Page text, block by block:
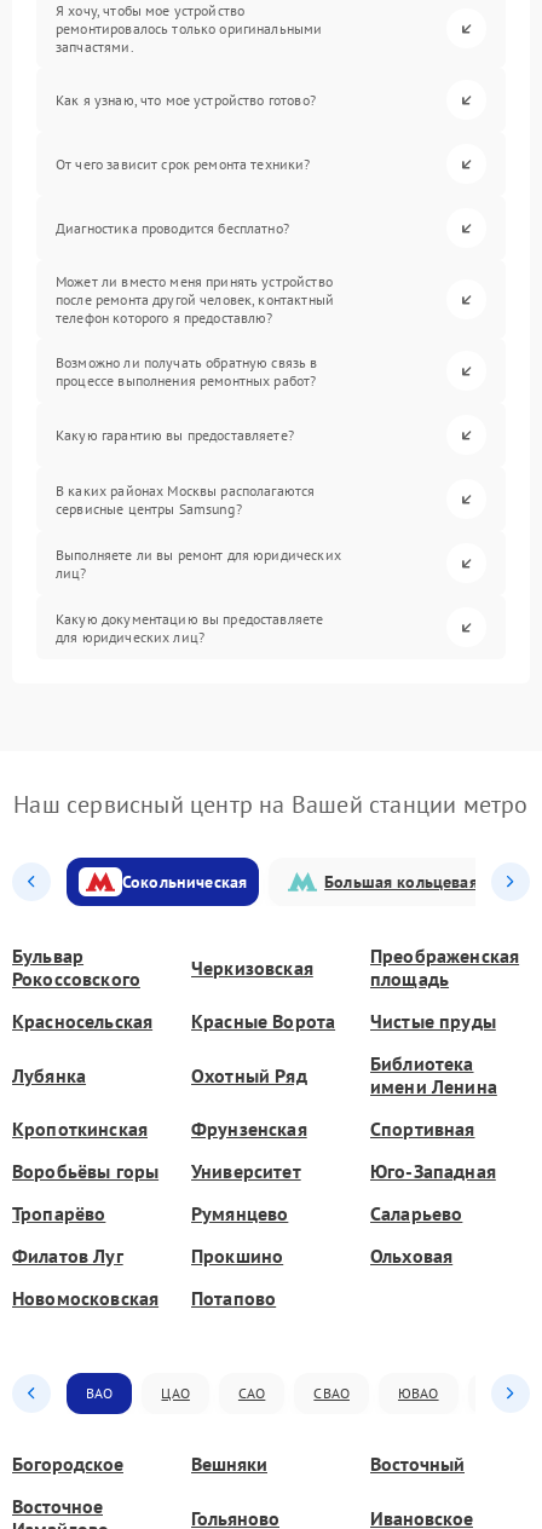
Я хочу, чтобы мое устройство
ремонтировалось только оригинальными
запчастями.
Как я узнаю, что мое устройство готово?
От чего зависит срок ремонта техники?
Диагностика проводится бесплатно?
Может ли вместо меня принять устройство
после ремонта другой человек, контактный
телефон которого я предоставлю?
Возможно ли получать обратную связь в
процессе выполнения ремонтных работ?
Какую гарантию вы предоставляете?
В каких районах Москвы располагаются
сервисные центры Samsung?
Выполняете ли вы ремонт для юридических
лиц?
Какую документацию вы предоставляете
для юридических лиц?
Наш сервисный центр на Вашей станции метро
Сокольническая Большая кольцевая
Бульвар
Рокоссовского
Черкизовская
Преображенская
площадь
Красносельская
Красные Ворота Чистые пруды
Лубянка Охотный Ряд
Библиотека
имени Ленина
Кропоткинская
Фрунзенская
Спортивная
Воробьёвы горы
Университет
Юго-Западная
Тропарёво
Румянцево
Саларьево
Филатов Луг
Прокшино
Ольховая
Новомосковская
Потапово
ВАО ЦАО САО СВАО ЮВАО ЮАО
Богородское Вешняки
Восточный
Восточное
Гольяново Ивановское